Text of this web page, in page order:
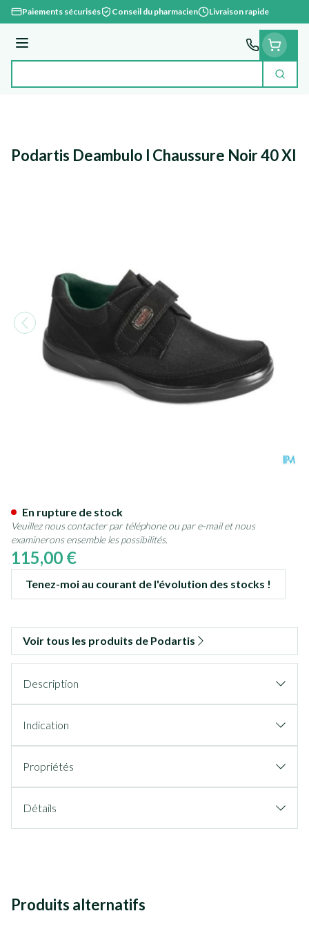
Aller au contenu
Paiements sécurisés Conseil du pharmacien Livraison rapide
Menu
Podartis Deambulo l Chaussure Noir 40 Xl
115,00 €
Tenez-moi au courant de l'évolution des stocks !
En rupture de stock
Veuillez nous contacter par téléphone ou par e-mail et nous
examinerons ensemble les possibilités.
Voir tous les produits de Podartis
Description
Indication
Propriétés
Détails
Produits alternatifs